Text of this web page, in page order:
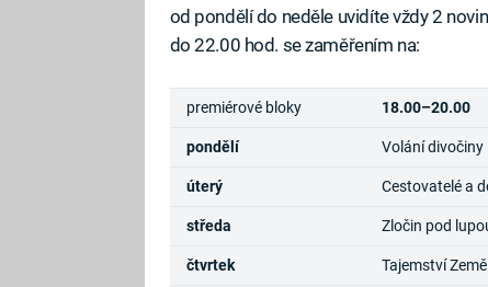
od pondělí do neděle uvidíte vždy 2
do 22.00 hod. se zaměřením na:
premiérové bloky 18.00–20.00
pondělí Volání divočiny
úterý Cestovatelé a
středa Zločin pod
čtvrtek Tajemství